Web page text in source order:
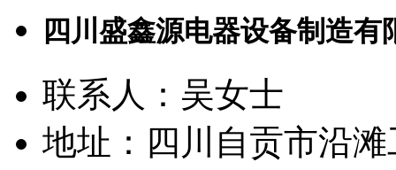
四川盛鑫源电器设备制造有
联系人：吴女士
地址：四川自贡市沿